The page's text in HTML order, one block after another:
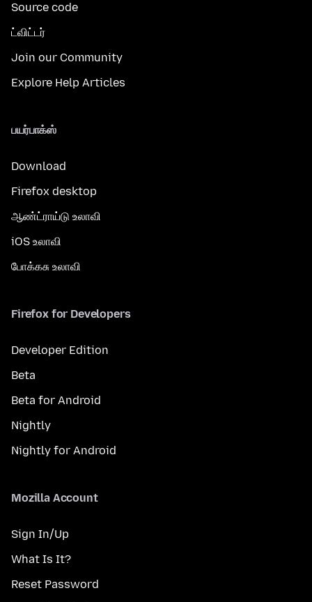
Source code
ட்விட்டர்
Join our Community
Explore Help Articles
பயர்பாக்ஸ்
Download
Firefox desktop
ஆண்ட்ராய்டு உலாவி
iOS உலாவி
போக்கசு உலாவி
Firefox for Developers
Developer Edition
Beta
Beta for Android
Nightly
Nightly for Android
Mozilla Account
Sign In/Up
What Is It?
Reset Password